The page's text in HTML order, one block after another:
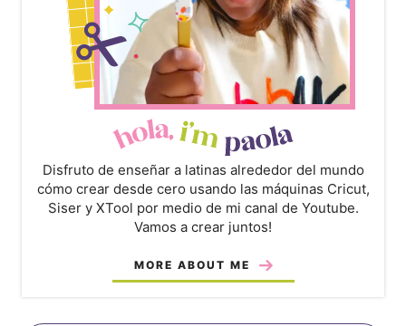
Disfruto de enseñar a latinas alrededor del mundo
cómo crear desde cero usando las máquinas Cricut,
Siser y XTool por medio de mi canal de Youtube.
Vamos a crear juntos!
MORE ABOUT ME